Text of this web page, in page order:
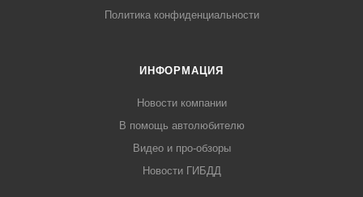
Политика конфиденциальности
ИНФОРМАЦИЯ
Новости компании
В помощь автолюбителю
Видео и про-обзоры
Новости ГИБДД